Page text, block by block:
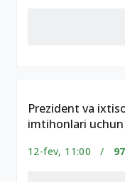
Prezident va
imtihonlari
12-fev, 11:00 / 97